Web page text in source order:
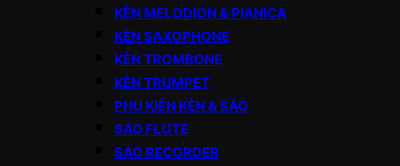
KÈN MELODION & PIANICA
KÈN SAXOPHONE
KÈN TROMBONE
KÈN TRUMPET
PHỤ KIỆN KÈN & SÁO
SÁO FLUTE
SÁO RECORDER